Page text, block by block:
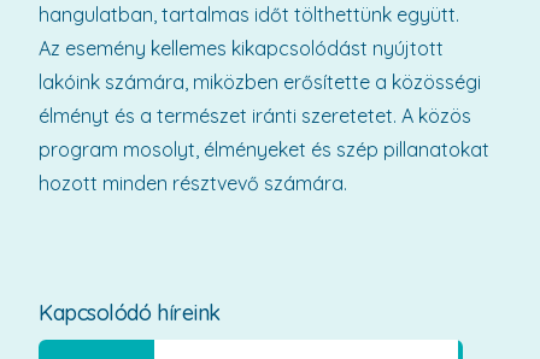
Kapcsolódó híreink
hangulatban, tartalmas időt tölthettünk együtt.
Az esemény kellemes kikapcsolódást nyújtott
lakóink számára, miközben erősítette a közösségi
élményt és a természet iránti szeretetet. A közös
program mosolyt, élményeket és szép pillanatokat
hozott minden résztvevő számára.